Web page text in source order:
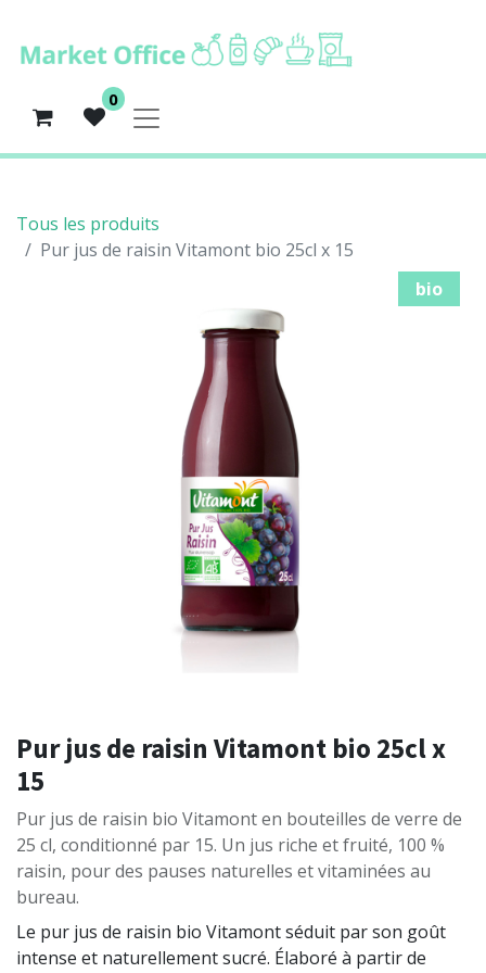
0
Tous les produits
Pur jus de raisin Vitamont bio 25cl x 15
bio
Pur jus de raisin Vitamont bio 25cl x
15
Pur jus de raisin bio Vitamont en bouteilles de verre de
25 cl, conditionné par 15. Un jus riche et fruité, 100 %
raisin, pour des pauses naturelles et vitaminées au
bureau.
Le pur jus de raisin bio Vitamont séduit par son goût
intense et naturellement sucré. Élaboré à partir de